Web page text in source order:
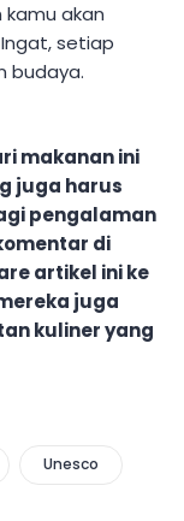
akan
setiap
budaya.
makanan ini
juga harus
pengalaman
di
artikel ini ke
juga
kuliner yang
Unesco